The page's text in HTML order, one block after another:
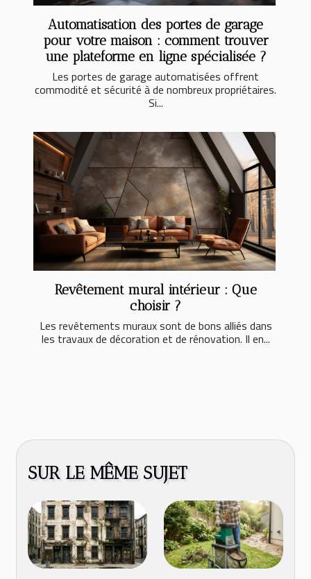
Automatisation des portes de garage
pour votre maison : comment trouver
une plateforme en ligne spécialisée ?
Les portes de garage automatisées offrent
commodité et sécurité à de nombreux propriétaires.
Si...
Revêtement mural intérieur : Que
choisir ?
Les revêtements muraux sont de bons alliés dans
les travaux de décoration et de rénovation. Il en...
SUR LE MÊME SUJET